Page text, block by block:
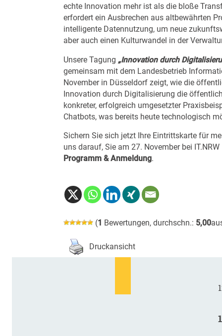
echte Innovation mehr ist als die bloße
erfordert ein Ausbrechen aus altbewährten
intelligente Datennutzung, um neue
aber auch einen Kulturwandel in der
Unsere Tagung „Innovation durch
gemeinsam mit dem Landesbetrieb
November in Düsseldorf zeigt, wie die
Innovation durch Digitalisierung die
konkreter, erfolgreich umgesetzter
Chatbots, was bereits heute technologisch
Sichern Sie sich jetzt Ihre Eintrittskarte für
uns darauf, Sie am 27. November bei
Programm & Anmeldung.
(1 Bewertungen, durchschn.: 5,00
Druckansicht